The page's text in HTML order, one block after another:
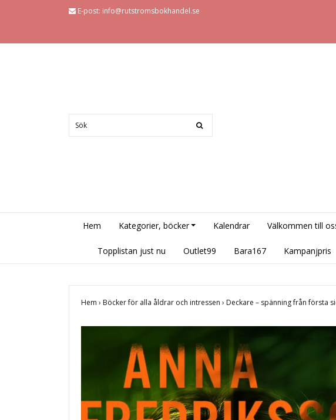
E-post: info@rutstromsbokhandel.se
Hem Kategorier, böcker Kalendrar Välkommen till
Topplistan just nu Outlet99 Bara167 Kampanjpris
Hem › Böcker för alla åldrar och intressen › Deckare – spänning från första